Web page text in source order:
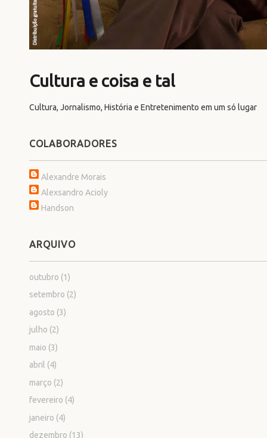
Cultura e coisa e tal
Cultura, Jornalismo, História e Entretenimento em um só lugar
COLABORADORES
Alexandre Morais
Alexsandro Acioly
Handson
ARQUIVO
outubro (1)
setembro (2)
agosto (3)
julho (2)
maio (3)
abril (4)
março (2)
fevereiro (4)
janeiro (4)
dezembro (13)